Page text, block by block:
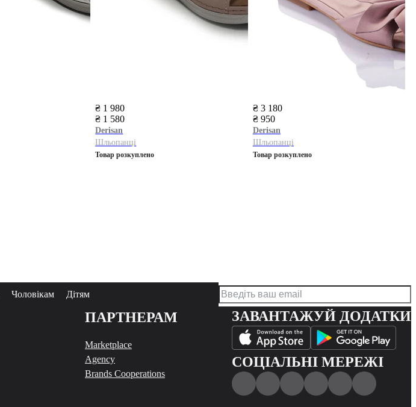
₴ 1 980
₴ 1 580
Derisan
Шльопанці
Товар розкуплено
₴ 3 180
₴ 950
Derisan
Шльопанці
Товар розкуплено
Чоловікам Дітям
ПАРТНЕРАМ
Marketplace
Agency
Brands Cooperations
ЗАВАНТАЖУЙ ДОДАТКИ
СОЦІАЛЬНІ МЕРЕЖІ